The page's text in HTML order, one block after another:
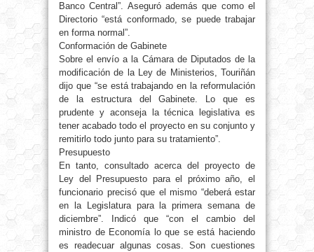
Banco Central”. Aseguró además que como el
Directorio “está conformado, se puede trabajar
en forma normal”.
Conformación de Gabinete
Sobre el envío a la Cámara de Diputados de la
modificación de la Ley de Ministerios, Touriñán
dijo que “se está trabajando en la reformulación
de la estructura del Gabinete. Lo que es
prudente y aconseja la técnica legislativa es
tener acabado todo el proyecto en su conjunto y
remitirlo todo junto para su tratamiento”.
Presupuesto
En tanto, consultado acerca del proyecto de
Ley del Presupuesto para el próximo año, el
funcionario precisó que el mismo “deberá estar
en la Legislatura para la primera semana de
diciembre”. Indicó que “con el cambio del
ministro de Economía lo que se está haciendo
es readecuar algunas cosas. Son cuestiones